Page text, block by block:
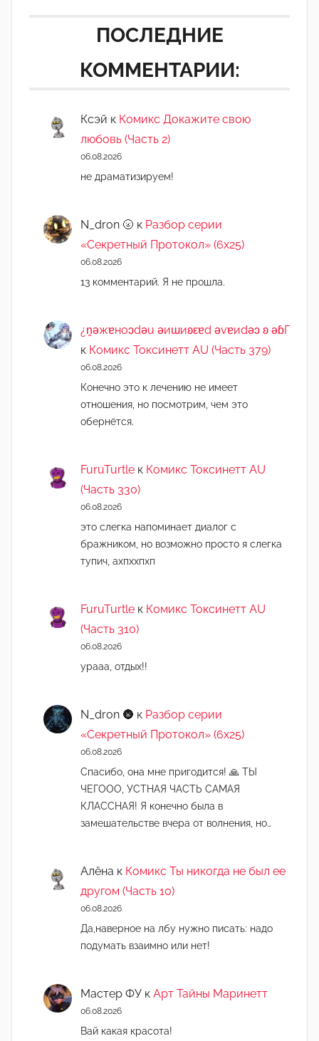
ПОСЛЕДНИЕ
КОММЕНТАРИИ:
Ксэй к Комикс Докажите свою
любовь (Часть 2)
06.08.2026
не драматизируем!
N_dron 🌝 к Разбор серии
«Секретный Протокол» (6х25)
06.08.2026
13 комментарий. Я не прошла.
¿n̯ǝжɐноɔdǝu ǝиɯиʚεɐd ǝvɐиdǝɔ ʚ ǝɓГ
к Комикс Токсинетт AU (Часть 379)
06.08.2026
Конечно это к лечению не имеет
отношения, но посмотрим, чем это
обернётся.
FuruTurtle к Комикс Токсинетт AU
(Часть 330)
06.08.2026
это слегка напоминает диалог с
бражником, но возможно просто я слегка
тупич, ахпххпхп
FuruTurtle к Комикс Токсинетт AU
(Часть 310)
06.08.2026
урааа, отдых!!
N_dron 🌚 к Разбор серии
«Секретный Протокол» (6х25)
06.08.2026
Спасибо, она мне пригодится! 🙏 ТЫ
ЧЕГООО, УСТНАЯ ЧАСТЬ САМАЯ
КЛАССНАЯ! Я конечно была в
замешательстве вчера от волнения, но…
Алёна к Комикс Ты никогда не был ее
другом (Часть 10)
06.08.2026
Да,наверное на лбу нужно писать: надо
подумать взаимно или нет!
Мастер ФУ к Арт Тайны Маринетт
06.08.2026
Вай какая красота!